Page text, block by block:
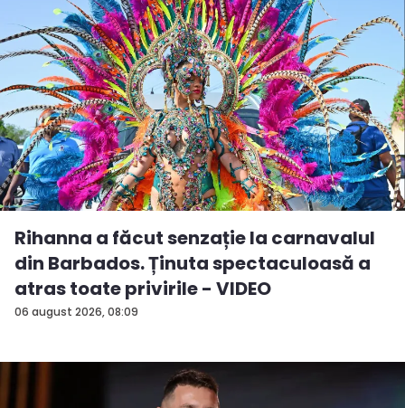
06 august 2026, 08:09
Rihanna a făcut senzație la carnavalul
din Barbados. Ținuta spectaculoasă a
atras toate privirile - VIDEO